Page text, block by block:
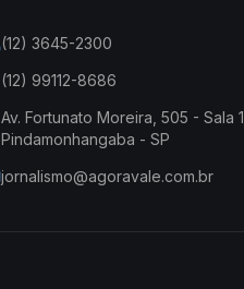
(12) 3645-2300
(12) 99112-8686
Av. Fortunato Moreira, 505 - Sala 1
Pindamonhangaba - SP
jornalismo@agoravale.com.br